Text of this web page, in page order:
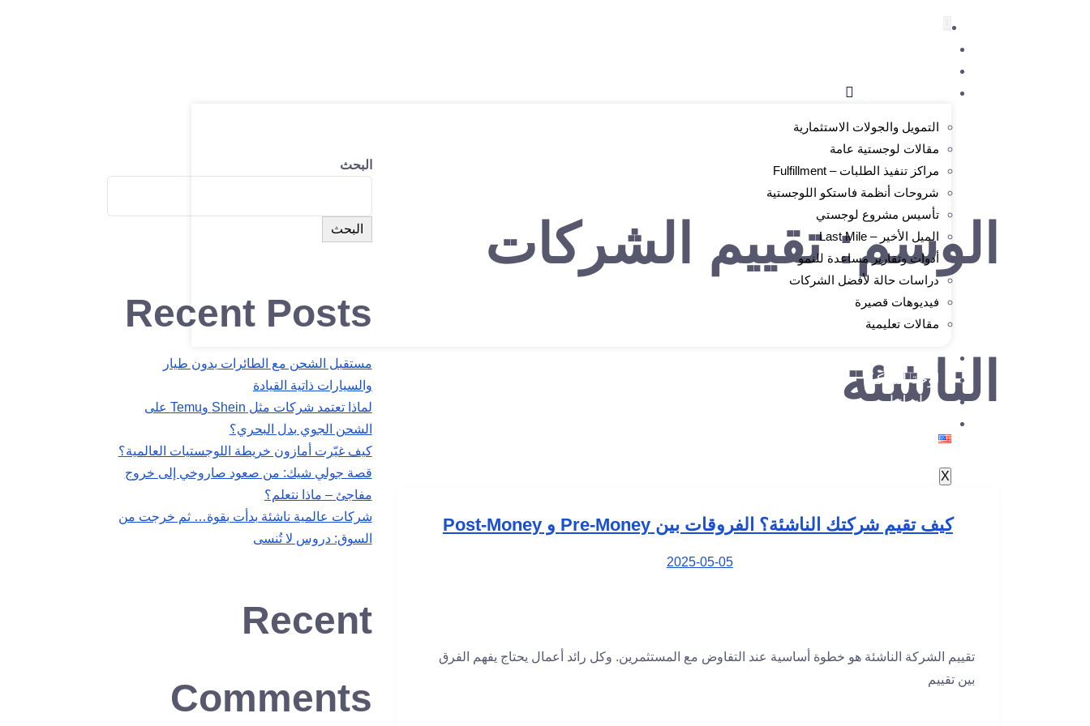
التمويل والجولات الاستثمارية
مقالات لوجستية عامة
مراكز تنفيذ الطلبات – Fulfillment
شروحات أنظمة فاستكو اللوجستية
تأسيس مشروع لوجستي
الميل الأخير – Last Mile
أدوات وتقارير مساعدة للنمو
دراسات حالة لأفضل الشركات
فيديوهات قصيرة
مقالات تعليمية
التسجيل
لوحة التحكم
مراسلتنا
X
الوسم:تقييم الشركات
الناشئة
كيف تقيم شركتك الناشئة؟ الفروقات بين Pre-Money و Post-Money
2025-05-05
تقييم الشركة الناشئة هو خطوة أساسية عند التفاوض مع المستثمرين. وكل رائد أعمال يحتاج يفهم الفرق
بين تقييم
البحث
البحث
Recent Posts
مستقبل الشحن مع الطائرات بدون طيار
والسيارات ذاتية القيادة
لماذا تعتمد شركات مثل Shein وTemu على
الشحن الجوي بدل البحري؟
كيف غيّرت أمازون خريطة اللوجستيات العالمية؟
قصة جولي شيك: من صعود صاروخي إلى خروج
مفاجئ – ماذا نتعلم؟
شركات عالمية ناشئة بدأت بقوة… ثم خرجت من
السوق: دروس لا تُنسى
Recent
Comments